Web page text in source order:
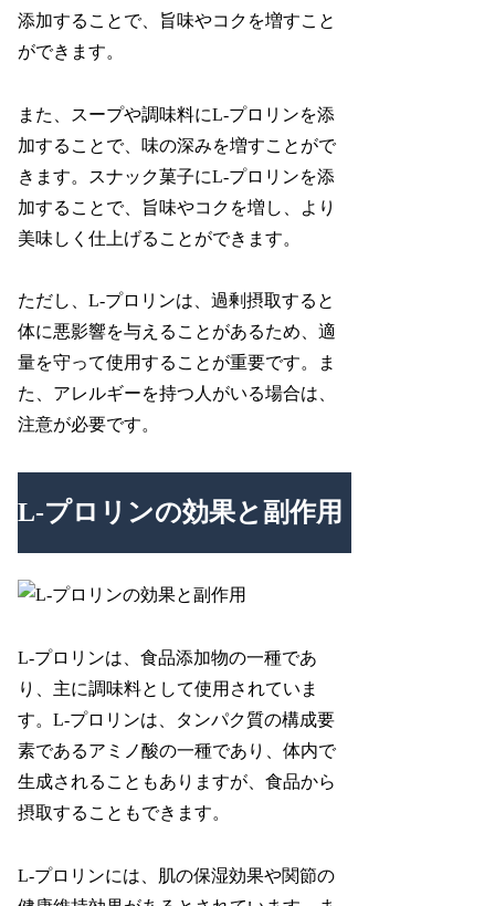
添加することで、旨味やコクを増すこと
ができます。
また、スープや調味料にL-プロリンを添
加することで、味の深みを増すことがで
きます。スナック菓子にL-プロリンを添
加することで、旨味やコクを増し、より
美味しく仕上げることができます。
ただし、L-プロリンは、過剰摂取すると
体に悪影響を与えることがあるため、適
量を守って使用することが重要です。ま
た、アレルギーを持つ人がいる場合は、
注意が必要です。
L-プロリンの効果と副作用
L-プロリンは、食品添加物の一種であ
り、主に調味料として使用されていま
す。L-プロリンは、タンパク質の構成要
素であるアミノ酸の一種であり、体内で
生成されることもありますが、食品から
摂取することもできます。
L-プロリンには、肌の保湿効果や関節の